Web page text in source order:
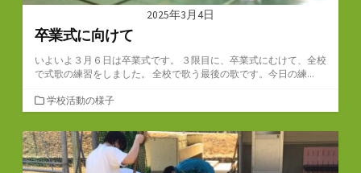
2025年3月4日
卒業式に向けて
いよいよ３月６日は卒業式です。 ３限目に、卒業式にむけて、全校
で式歌の練習をしました。 全校で歌う最後の歌です。今日の練...
カ
テ
ゴ
リ
ー
学校活動の様子